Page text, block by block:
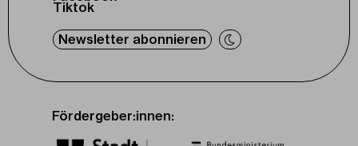
Tiktok
Newsletter abonnieren
Fördergeber:innen: